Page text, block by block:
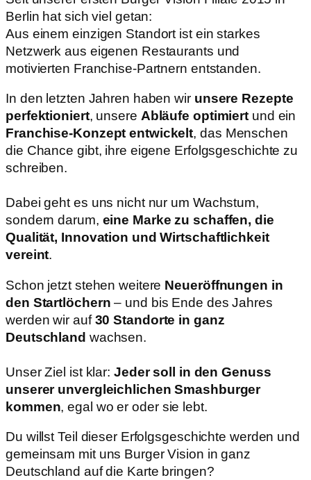
Berlin hat sich viel getan:
Aus einem einzigen Standort ist ein starkes
Netzwerk aus eigenen Restaurants und
motivierten Franchise-Partnern entstanden.
In den letzten Jahren haben wir unsere Rezepte
perfektioniert, unsere Abläufe optimiert und ein
Franchise-Konzept entwickelt, das Menschen
die Chance gibt, ihre eigene Erfolgsgeschichte zu
schreiben.
Dabei geht es uns nicht nur um Wachstum,
sondern darum, eine Marke zu schaffen, die
Qualität, Innovation und Wirtschaftlichkeit
vereint.
Schon jetzt stehen weitere Neueröffnungen in
den Startlöchern – und bis Ende des Jahres
werden wir auf30 Standorte in ganz
Deutschland wachsen.
Unser Ziel ist klar: Jeder soll in den Genuss
unserer unvergleichlichen Smashburger
kommen, egal wo er oder sie lebt.
Du willst Teil dieser Erfolgsgeschichte werden und
gemeinsam mit uns Burger Vision in ganz
Deutschland auf die Karte bringen?